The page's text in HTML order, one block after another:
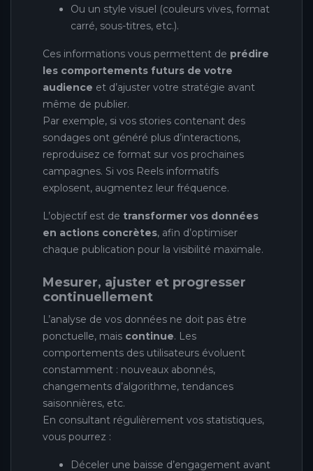
Ou un style visuel (couleurs vives, format
carré, sous-titres, etc.).
Ces informations vous permettent de prédire
les comportements futurs de votre
audience et d’ajuster votre stratégie avant
même de publier.
Par exemple, si vos stories contenant des
sondages ont généré plus d’interactions,
reproduisez ce format sur vos prochaines
campagnes. Si vos Reels informatifs
explosent, augmentez leur fréquence.
L’objectif est de transformer vos données
en actions concrètes, afin d’optimiser
chaque publication pour la visibilité maximale.
Mesurer, ajuster et progresser
continuellement
L’analyse de vos données ne doit pas être
ponctuelle, mais continue. Les
comportements des utilisateurs évoluent
constamment : nouveaux abonnés,
changements d’algorithme, tendances
saisonnières, etc.
En consultant régulièrement vos statistiques,
vous pourrez :
Déceler une baisse d’engagement avant